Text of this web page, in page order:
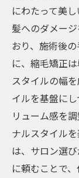
にわたって美
髪へのダメー
おり、施術後
に、縮毛矯正
スタイルの幅
イルを基盤に
リューム感を
ナルスタイル
は、サロン選
に頼むことで